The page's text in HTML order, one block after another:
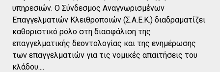
υπηρεσιών. Ο Σύνδεσμος Αναγνωρισμένων
Επαγγελματιών Κλειθροποιών (Σ.Α.Ε.Κ.) διαδραματίζει
καθοριστικό ρόλο στη διασφάλιση της
επαγγελματικής δεοντολογίας και της ενημέρωσης
των επαγγελματιών για τις νομικές απαιτήσεις του
κλάδου.